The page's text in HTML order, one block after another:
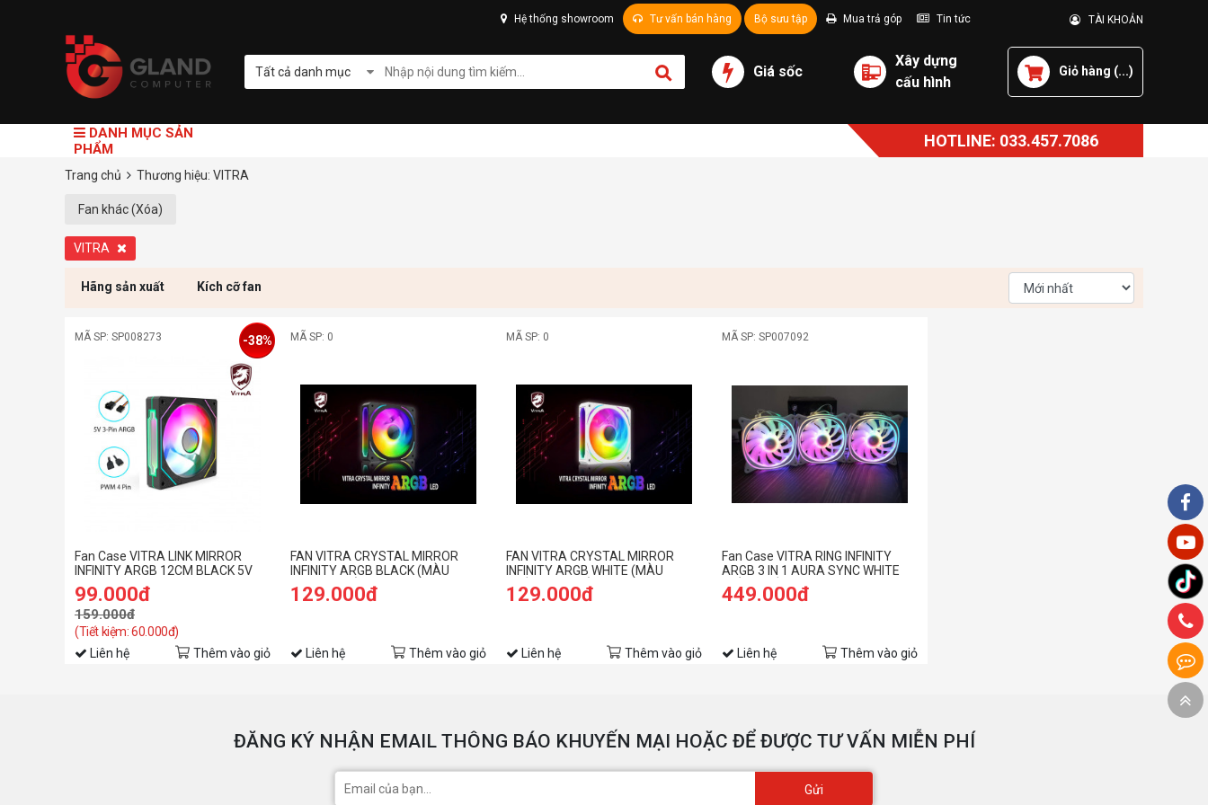
Hệ thống showroom Tư vấn bán hàng Bộ sưu tập Mua trả góp Tin tức TÀI KHOẢN
Tất cả danh mục Giá sốc
Xây dựng
cấu hình
Giỏ hàng (...)
DANH MỤC SẢN
PHẨM
HOTLINE: 033.457.7086
Trang chủ Thương hiệu: VITRA
Fan khác (Xóa)
VITRA
Hãng sản xuất Kích cỡ fan
MÃ SP: SP008273
Fan Case VITRA LINK MIRROR
INFINITY ARGB 12CM BLACK 5V
3PIN PWM
99.000đ
159.000đ
(Tiết kiệm: 60.000đ)
-38%
Liên hệ Thêm vào giỏ
MÃ SP: 0
FAN VITRA CRYSTAL MIRROR
INFINITY ARGB BLACK (MÀU
ĐEN/LED VÔ CỰC)
129.000đ
Liên hệ Thêm vào giỏ
MÃ SP: 0
FAN VITRA CRYSTAL MIRROR
INFINITY ARGB WHITE (MÀU
TRẮNG/LED VÔ CỰC)
129.000đ
Liên hệ Thêm vào giỏ
MÃ SP: SP007092
Fan Case VITRA RING INFINITY
ARGB 3 IN 1 AURA SYNC WHITE
(MÀU TRẮNG/SYNC MAIN)
449.000đ
Liên hệ Thêm vào giỏ
ĐĂNG KÝ NHẬN EMAIL THÔNG BÁO KHUYẾN MẠI HOẶC ĐỂ ĐƯỢC TƯ VẤN MIỄN PHÍ
Gửi